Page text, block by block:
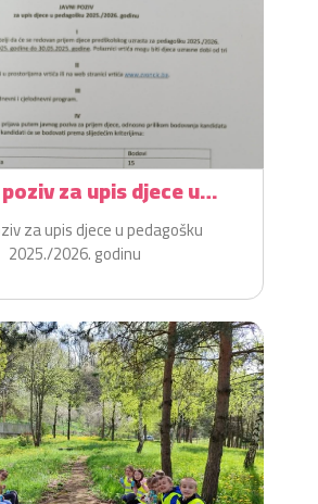
za upis djece u
2025./2026. godinu
za upis djece u pedagošku
2025./2026. godinu